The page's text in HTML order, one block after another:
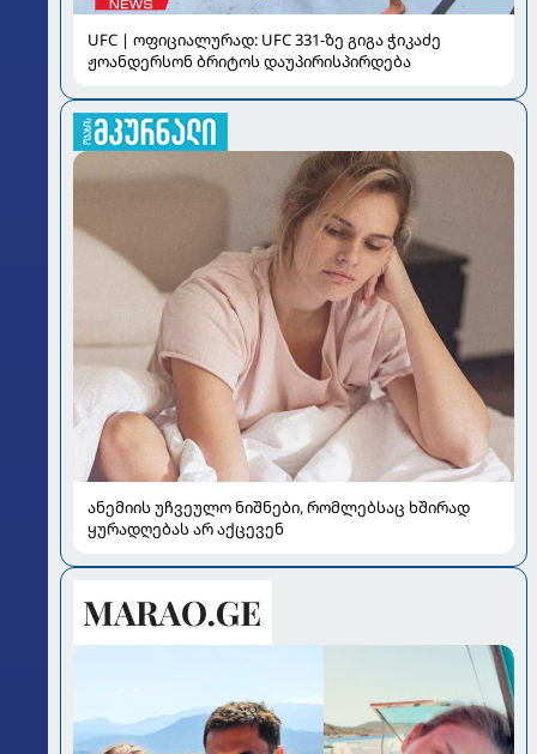
UFC | ოფიციალურად: UFC 331-ზე გიგა ჭიკაძე
ჟოანდერსონ ბრიტოს დაუპირისპირდება
ანემიის უჩვეულო ნიშნები, რომლებსაც ხშირად
ყურადღებას არ აქცევენ